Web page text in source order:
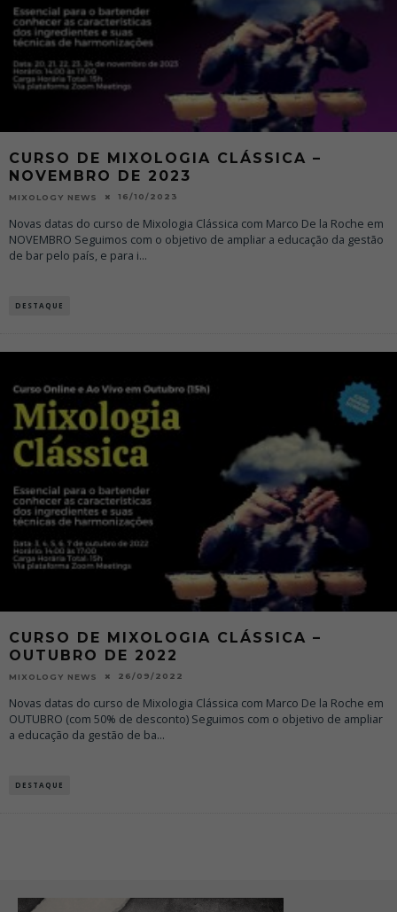
CURSO DE MIXOLOGIA CLÁSSICA –
NOVEMBRO DE 2023
MIXOLOGY NEWS 16/10/2023
Novas datas do curso de Mixologia Clássica com Marco De la Roche em
NOVEMBRO Seguimos com o objetivo de ampliar a educação da gestão
de bar pelo país, e para i...
DESTAQUE
CURSO DE MIXOLOGIA CLÁSSICA –
OUTUBRO DE 2022
MIXOLOGY NEWS 26/09/2022
Novas datas do curso de Mixologia Clássica com Marco De la Roche em
OUTUBRO (com 50% de desconto) Seguimos com o objetivo de ampliar
a educação da gestão de ba...
DESTAQUE